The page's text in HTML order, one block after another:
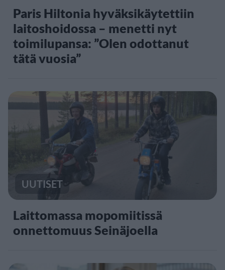
Paris Hiltonia hyväksikäytettiin
laitoshoidossa – menetti nyt
toimilupansa: ”Olen odottanut
tätä vuosia”
UUTISET
Laittomassa mopomiitissä
onnettomuus Seinäjoella